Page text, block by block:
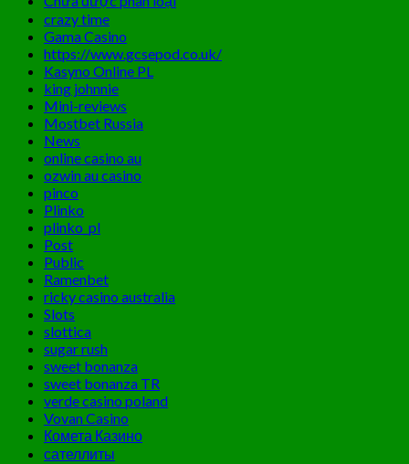
crazy time
Gama Casino
https://www.gcsepod.co.uk/
Kasyno Online PL
king johnnie
Mini-reviews
Mostbet Russia
News
online casino au
ozwin au casino
pinco
Plinko
plinko_pl
Post
Public
Ramenbet
ricky casino australia
Slots
slottica
sugar rush
sweet bonanza
sweet bonanza TR
verde casino poland
Vovan Casino
Комета Казино
сателлиты